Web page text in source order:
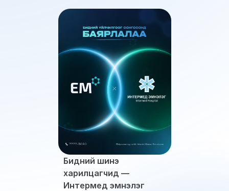
Бидний шинэ
харилцагчид —
Интермед эмнэлэг